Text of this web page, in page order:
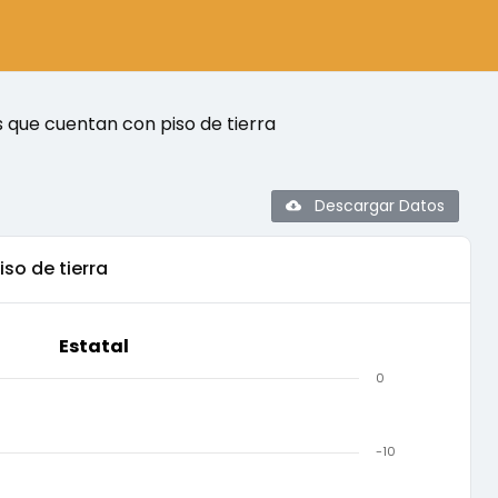
cuentan con piso de tierra
Descargar Datos
de tierra
Estatal
-10
0